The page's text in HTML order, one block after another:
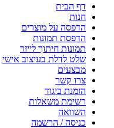
דף הבית
חנות
הדפסה על מוצרים
הדפסת תמונות
תמונות חיתוך לייזר
שלט לדלת בעיצוב אישי
מבצעים
צרו קשר
הזמנת ביגוד
רשימת משאלות
השוואה
כניסה / הרשמה